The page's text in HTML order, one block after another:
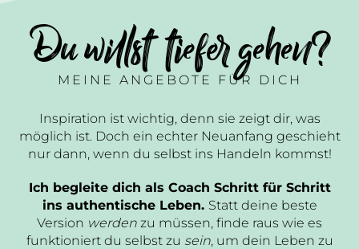
Du willst tiefer gehen?
MEINE ANGEBOTE FÜR DICH
Inspiration ist wichtig, denn sie zeigt dir, was
möglich ist. Doch ein echter Neuanfang geschieht
nur dann, wenn du selbst ins Handeln kommst!
Ich begleite dich als Coach Schritt für Schritt
ins authentische Leben. Statt deine beste
Version werden zu müssen, finde raus wie es
funktioniert du selbst zu sein, um dein Leben zu